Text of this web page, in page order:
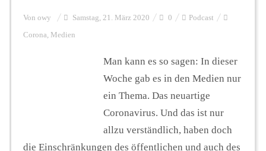
Von owy Samstag, 21. März 2020 0 Podcast
Corona, Medien
Man kann es so sagen: In dieser
Woche gab es in den Medien nur
ein Thema. Das neuartige
Coronavirus. Und das ist nur
allzu verständlich, haben doch
die Einschränkungen des öffentlichen und auch des